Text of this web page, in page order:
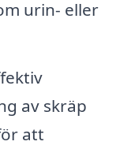
urin- eller
av skräp
att